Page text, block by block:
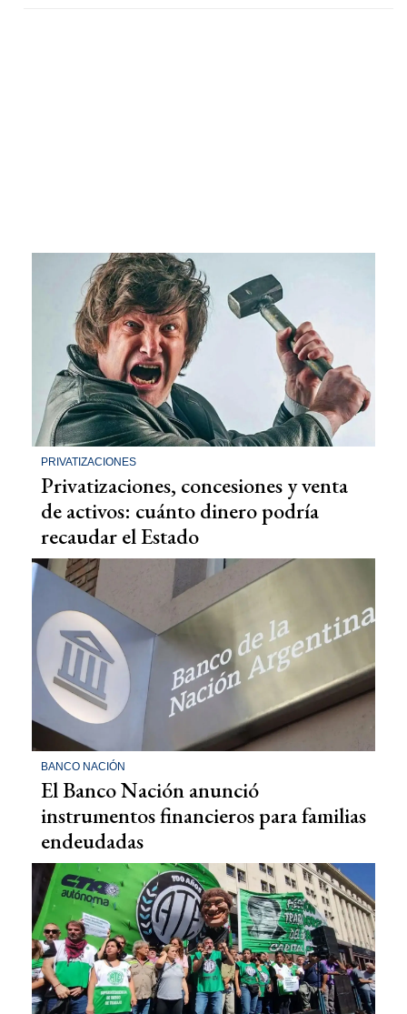
PRIVATIZACIONES
Privatizaciones, concesiones y venta
de activos: cuánto dinero podría
recaudar el Estado
BANCO NACIÓN
El Banco Nación anunció
instrumentos financieros para familias
endeudadas